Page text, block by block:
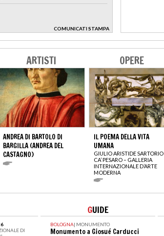
COMUNICATI STAMPA
>
ARTISTI
ANDREA DI BARTOLO DI
BARGILLA (ANDREA DEL
CASTAGNO)
OPERE
IL POEMA DELLA VITA
UMANA
GIULIO ARISTIDE SARTORIO
CA’ PESARO – GALLERIA
INTERNAZIONALE D’ARTE
MODERNA
DI
GUIDE
BOLOGNA| MONUMENTO
Monumento a Giosué Carducci